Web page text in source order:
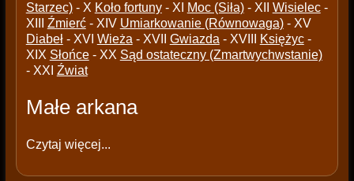
Starzec)- X Koło fortuny- XI Moc (Siła)- XII Wisielec-
XIII Źmierć- XIV Umiarkowanie (Równowaga)- XV
Diabeł- XVI Wieża - XVII Gwiazda - XVIII Księżyc-
XIX Słońce- XX Sąd ostateczny (Zmartwychwstanie)
- XXI Źwiat
Małe arkana
Czytaj więcej...